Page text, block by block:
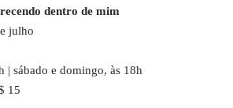
dentro de mim
julho
| sábado e domingo, às 18h
15